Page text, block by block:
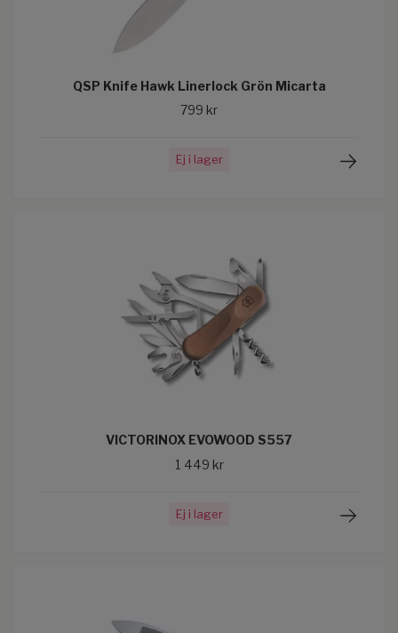
QSP Knife Hawk Linerlock Grön Micarta
799 kr
Ej i lager
VICTORINOX EVOWOOD S557
1 449 kr
Ej i lager